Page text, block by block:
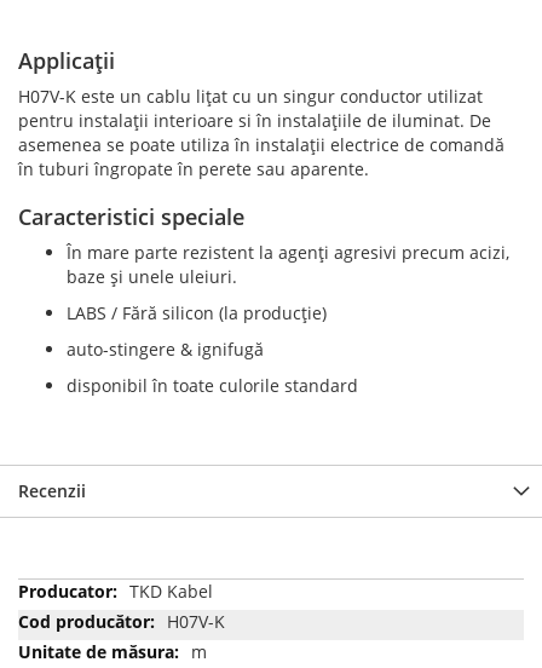
Applicații
H07V-K este un cablu lițat cu un singur conductor utilizat
pentru instalații interioare si în instalațiile de iluminat. De
asemenea se poate utiliza în instalații electrice de comandă
în tuburi îngropate în perete sau aparente.
Caracteristici speciale
În mare parte rezistent la agenți agresivi precum acizi,
baze și unele uleiuri.
LABS / Fără silicon (la producție)
auto-stingere & ignifugă
disponibil în toate culorile standard
Recenzii
Mai
multe
informatii
TKD Kabel
H07V-K
m